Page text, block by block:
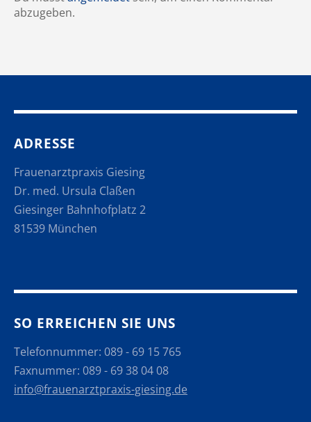
abzugeben.
ADRESSE
Frauenarztpraxis Giesing
Dr. med. Ursula Claßen
Giesinger Bahnhofplatz 2
81539 München
SO ERREICHEN SIE UNS
Telefonnummer: 089 - 69 15 765
Faxnummer: 089 - 69 38 04 08
info@frauenarztpraxis-giesing.de